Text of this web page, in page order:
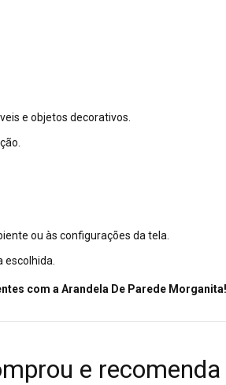
e objetos decorativos.
ou às configurações da tela.
com a Arandela De Parede Morganita!
e recomenda